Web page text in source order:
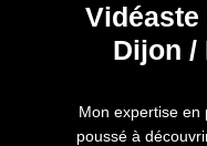
Dijon /
Mon expertise en
poussé à